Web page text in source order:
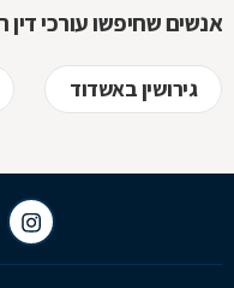
אנשים שחיפשו עורכי דין
גירושין באשדוד